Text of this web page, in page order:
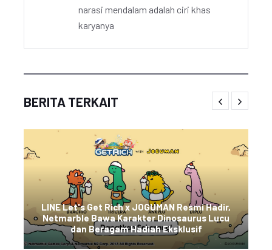
narasi mendalam adalah ciri khas
karyanya
BERITA TERKAIT
LINE Let's Get Rich x JOGUMAN Resmi Hadir,
Netmarble Bawa Karakter Dinosaurus Lucu
dan Beragam Hadiah Eksklusif